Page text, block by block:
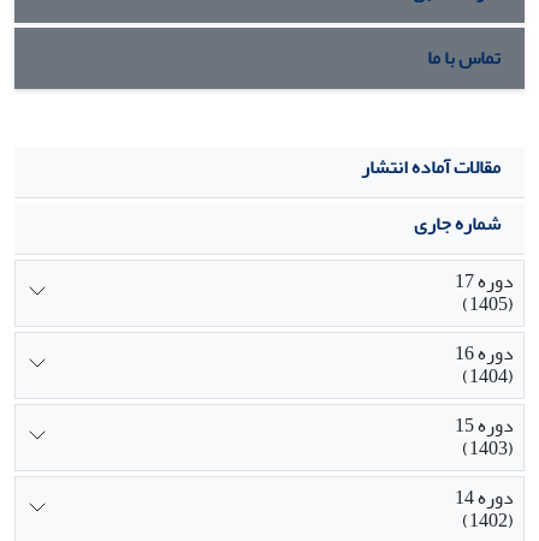
تماس با ما
مقالات آماده انتشار
شماره جاری
دوره 17
(1405)
دوره 16
(1404)
دوره 15
(1403)
دوره 14
(1402)